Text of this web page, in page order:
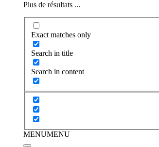
Plus de résultats ...
Exact matches only
Search in title
Search in content
MENUMENU